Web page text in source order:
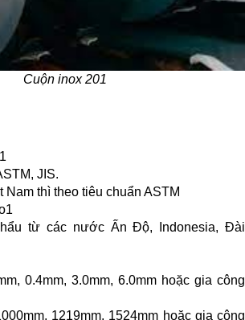
Cuộn inox 201
JIS.
Nam thì theo tiêu chuẩn ASTM
từ các nước Ấn Độ, Indonesia, Đài
0.4mm, 3.0mm, 6.0mm hoặc gia công
1219mm, 1524mm hoặc gia công